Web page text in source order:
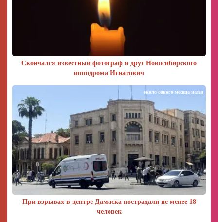
Скончался известный фотограф и друг Новосибирского
ипподрома Игнатович
При взрывах в центре Дамаска пострадали не менее 18
человек
около одного месяца назад